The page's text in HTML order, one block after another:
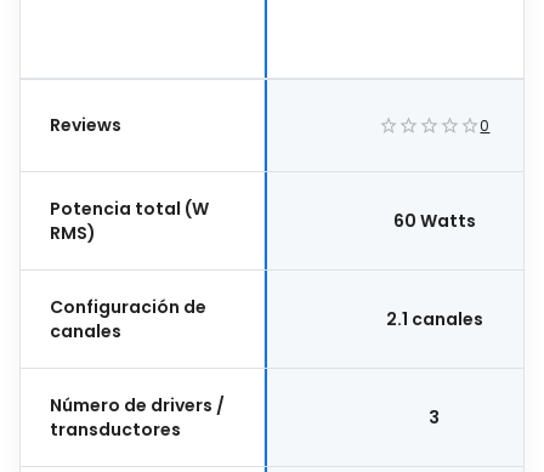
Reviews 0
Potencia total (W
RMS)
60 Watts
Configuración de
canales
2.1 canales
Número de drivers /
transductores
3